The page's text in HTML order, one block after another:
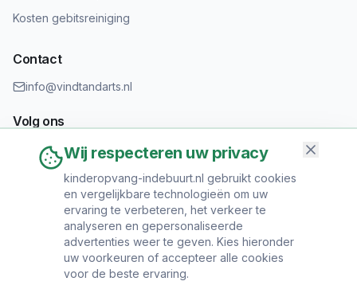
Kosten gebitsreiniging
Contact
info@vindtandarts.nl
Volg ons
Informatie toevoegen?
Heeft u een tandartspraktijk? Neem contact op om uw praktijk
toe te voegen.
Wij respecteren uw privacy
kinderopvang-indebuurt.nl gebruikt cookies
en vergelijkbare technologieën om uw
ervaring te verbeteren, het verkeer te
analyseren en gepersonaliseerde
advertenties weer te geven. Kies hieronder
uw voorkeuren of accepteer alle cookies
voor de beste ervaring.